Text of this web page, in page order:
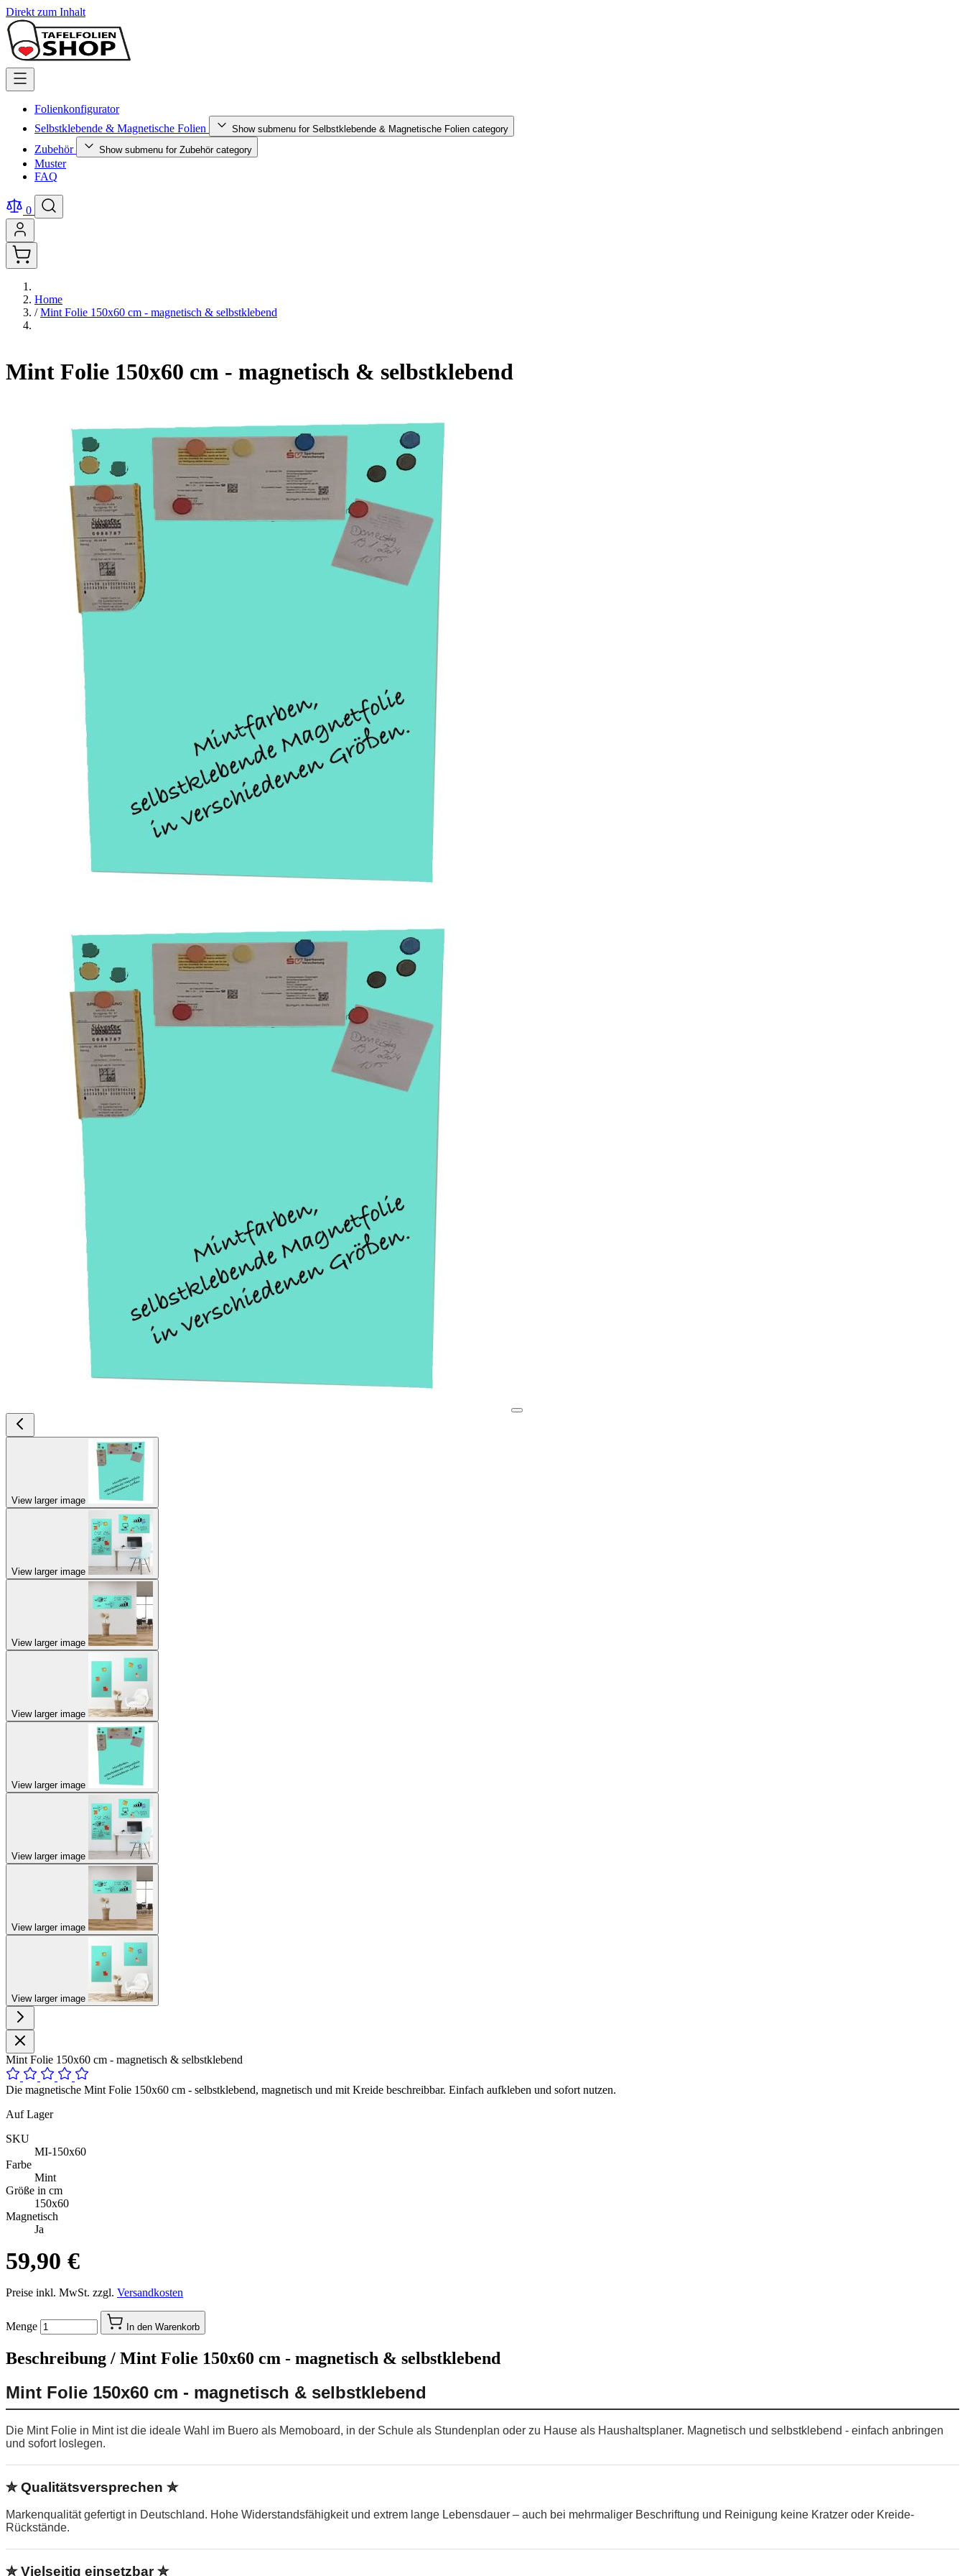
Direkt zum Inhalt
Folienkonfigurator
Selbstklebende & Magnetische Folien
Show submenu for Selbstklebende & Magnetische Folien category
Zubehör Show submenu for Zubehör category
Muster
FAQ
0
Home
/ Mint Folie 150x60 cm - magnetisch & selbstklebend
Mint Folie 150x60 cm - magnetisch & selbstklebend
View larger image
View larger image
View larger image
View larger image
View larger image
View larger image
View larger image
View larger image
Mint Folie 150x60 cm - magnetisch & selbstklebend
Die magnetische Mint Folie 150x60 cm - selbstklebend, magnetisch und mit Kreide beschreibbar. Einfach aufkleben und sofort nutzen.
Auf Lager
SKU
MI-150x60
Farbe
Mint
Größe in cm
150x60
Magnetisch
Ja
59,90 €
Preise inkl. MwSt. zzgl. Versandkosten
Menge In den Warenkorb
Beschreibung / Mint Folie 150x60 cm - magnetisch & selbstklebend
Mint Folie 150x60 cm - magnetisch & selbstklebend
Die Mint Folie in Mint ist die ideale Wahl im Buero als Memoboard, in der Schule als Stundenplan oder zu Hause als Haushaltsplaner. Magnetisch und selbstklebend - einfach anbringen
und sofort loslegen.
✮ Qualitätsversprechen ✮
Markenqualität gefertigt in Deutschland. Hohe Widerstandsfähigkeit und extrem lange Lebensdauer – auch bei mehrmaliger Beschriftung und Reinigung keine Kratzer oder Kreide-
Rückstände.
✮ Vielseitig einsetzbar ✮